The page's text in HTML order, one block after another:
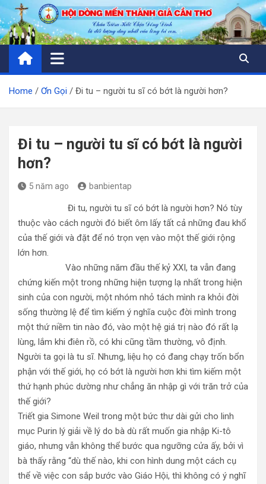
Skip
to
content
Home Ơn Gọi Đi tu – người tu sĩ có bớt là người hơn?
Đi tu – người tu sĩ có bớt là người
hơn?
5 năm ago banbientap
Đi tu, người tu sĩ có bớt là người hơn? Nó tùy
thuộc vào cách người đó biết ôm lấy tất cả những đau khổ
của thế giới và đặt để nó trọn vẹn vào một thế giới rộng
lớn hơn.
Vào những năm đầu thế kỷ XXI, ta vẫn đang
chứng kiến một trong những hiện tượng lạ nhất trong hiện
sinh của con người, một nhóm nhỏ tách mình ra khỏi đời
sống thường lệ để tìm kiếm ý nghĩa cuộc đời mình trong
một thứ niềm tin nào đó, vào một hệ giá trị nào đó rất lạ
lùng, lắm khi điên rồ, có khi cũng tầm thường, vô định.
Người ta gọi là tu sĩ. Nhưng, liệu họ có đang chạy trốn bổn
phận với thế giới, họ có bớt là người hơn khi tìm kiếm một
thứ hạnh phúc dường như chẳng ăn nhập gì với trăn trở của
thế giới?
Triết gia Simone Weil trong một bức thư dài gửi cho linh
mục Purin lý giải về lý do bà dù rất muốn gia nhập Ki-tô
giáo, nhưng vẫn không thể bước qua ngưỡng cửa ấy, bởi vì
bà thấy rằng “dù thế nào, khi con hình dung một cách cụ
thể về việc con sắp bước vào Giáo Hội, thì không có ý nghĩ